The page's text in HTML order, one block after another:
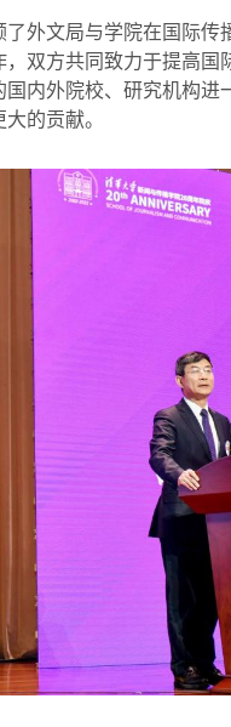
了外文局与学院在国际
，双方共同致力于提高
内外院校、研究机构
的贡献。